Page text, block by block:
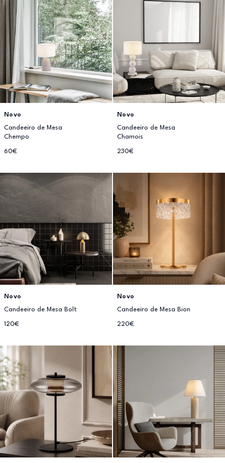
Novo
Candeeiro de Mesa
Chempo
60€
Novo
Candeeiro de Mesa
Chamois
230€
Novo
Candeeiro de Mesa Bolt
120€
Novo
Candeeiro de Mesa Bion
220€